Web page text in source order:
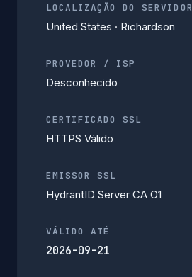
LOCALIZAÇÃO DO SERVIDOR
United States · Richardson
PROVEDOR / ISP
Desconhecido
CERTIFICADO SSL
HTTPS Válido
EMISSOR SSL
HydrantID Server CA O1
VÁLIDO ATÉ
2026-09-21